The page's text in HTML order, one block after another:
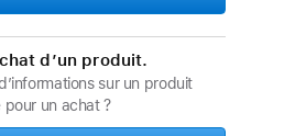
d’un produit.
sur un produit
pour un achat ?